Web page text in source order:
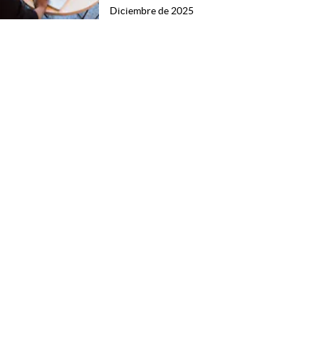
Diciembre de 2025